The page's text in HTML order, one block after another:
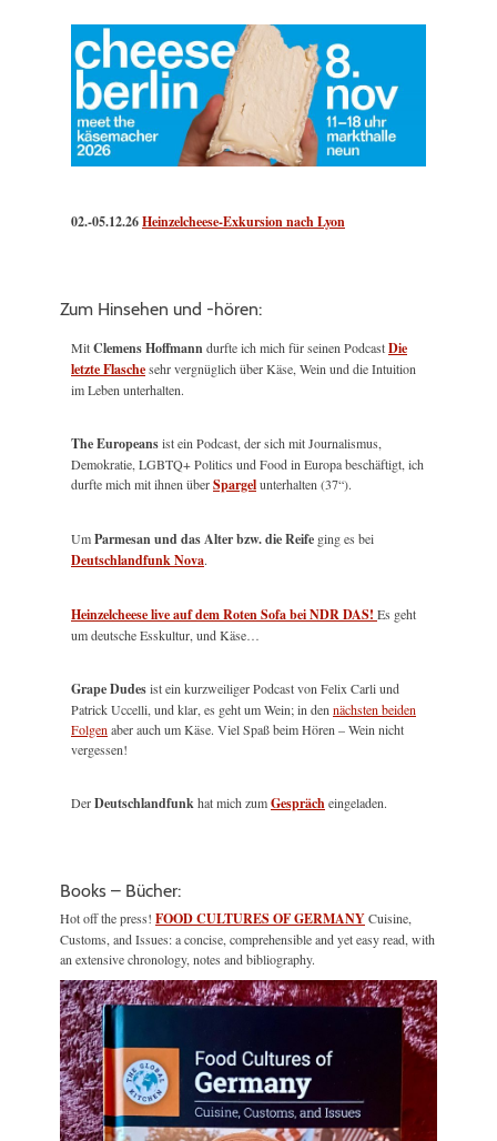
02.-05.12.26Heinzelcheese-Exkursion nach Lyon
Zum Hinsehen und -hören:
MitClemens Hoffmanndurfte ich mich für seinen PodcastDie
letzte Flaschesehr vergnüglich über Käse, Wein und die Intuition
im Leben unterhalten.
The Europeansist ein Podcast, der sich mit Journalismus,
Demokratie, LGBTQ+ Politics und Food in Europa beschäftigt, ich
durfte mich mit ihnen überSpargelunterhalten (37“).
UmParmesan und das Alter bzw. die Reife ging es bei
Deutschlandfunk Nova.
Heinzelcheese live auf dem Roten Sofa bei NDR DAS! Es geht
um deutsche Esskultur, und Käse…
Grape Dudesist ein kurzweiliger Podcast von Felix Carli und
Patrick Uccelli, und klar, es geht um Wein; in den nächsten beiden
Folgen aber auch um Käse. Viel Spaß beim Hören – Wein nicht
vergessen!
DerDeutschlandfunkhat mich zumGesprächeingeladen.
Books – Bücher:
Hot off the press! FOOD CULTURES OF GERMANYCuisine,
Customs, and Issues: a concise, comprehensible and yet easy read, with
an extensive chronology, notes and bibliography.